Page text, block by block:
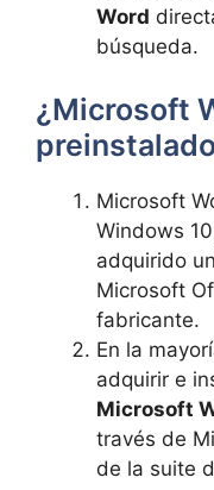
Word
búsqueda.
¿Microsoft
Microsoft
Windows
adquirido
Microsoft
fabricante.
En la
adquirir e
Microsoft
través de
de la suite